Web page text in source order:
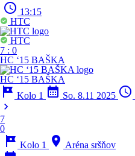
schedule 13:15
HTC
HTC
7 : 0
HC ‘15 BAŠKA
HC ‘15 BAŠKA
tour Kolo 1 calendar_month So. 8.11 2025 schedule
chevron_right
7
0
tour Kolo 1 location_on Aréna sršňov